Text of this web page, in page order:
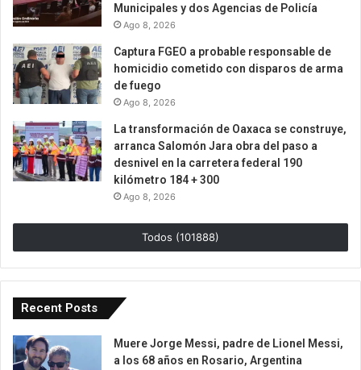
Municipales y dos Agencias de Policía
Ago 8, 2026
Captura FGEO a probable responsable de
homicidio cometido con disparos de arma
de fuego
Ago 8, 2026
La transformación de Oaxaca se construye,
arranca Salomón Jara obra del paso a
desnivel en la carretera federal 190
kilómetro 184 + 300
Ago 8, 2026
Todos (101888)
Recent Posts
Muere Jorge Messi, padre de Lionel Messi,
a los 68 años en Rosario, Argentina